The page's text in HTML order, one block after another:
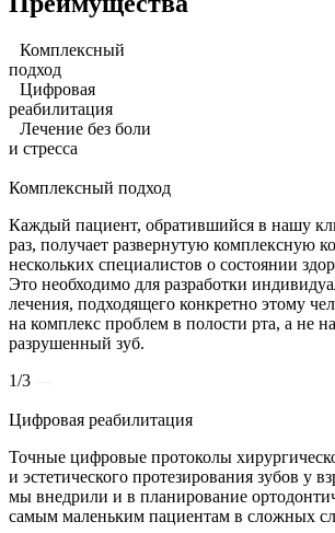
Комплексный
подход
Цифровая
реабилитация
Лечение без боли
и стресса
Комплексный подход
Каждый пациент, обратившийся в нашу
раз, получает развернутую комплексную
нескольких специалистов о состоянии
Это необходимо для разработки
лечения, подходящего конкретно этому
на комплекс проблем в полости рта, а не
разрушенный зуб.​
1/3
Цифровая реабилитация
Точные цифровые протоколы
и эстетического протезирования зубов у
мы внедрили и в планирование
самым маленьким пациентам в сложных